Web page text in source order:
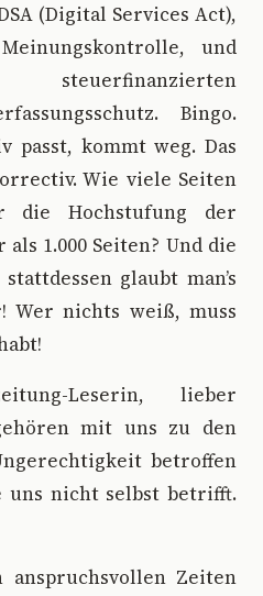
(Digital Services Act),
und
Bingo.
passt, kommt weg. Das
Wie viele Seiten
Hochstufung der
1.000 Seiten? Und die
glaubt man’s
Wer nichts weiß, muss
Leserin, lieber
mit uns zu den
betroffen
uns nicht selbst betrifft.
Zeiten